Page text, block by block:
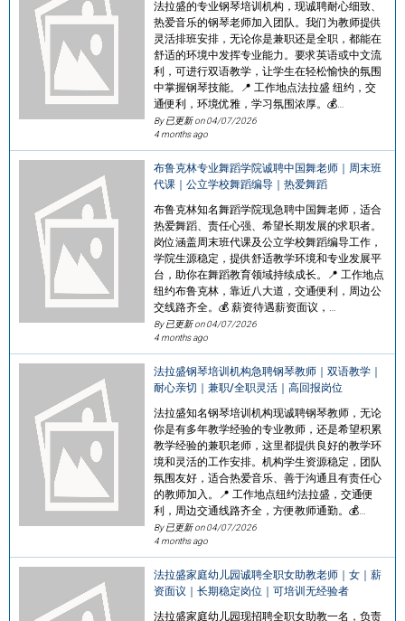
法拉盛的专业钢琴培训机构，现诚聘耐心细致、
热爱音乐的钢琴老师加入团队。我们为教师提供
灵活排班安排，无论你是兼职还是全职，都能在
舒适的环境中发挥专业能力。要求英语或中文流
利，可进行双语教学，让学生在轻松愉快的氛围
中掌握钢琴技能。📍 工作地点法拉盛 纽约，交
通便利，环境优雅，学习氛围浓厚。💰…
By 已更新 on04/07/2026
4 months ago
布鲁克林专业舞蹈学院诚聘中国舞老师｜周末班
代课｜公立学校舞蹈编导｜热爱舞蹈
布鲁克林知名舞蹈学院现急聘中国舞老师，适合
热爱舞蹈、责任心强、希望长期发展的求职者。
岗位涵盖周末班代课及公立学校舞蹈编导工作，
学院生源稳定，提供舒适教学环境和专业发展平
台，助你在舞蹈教育领域持续成长。📍 工作地点
纽约布鲁克林，靠近八大道，交通便利，周边公
交线路齐全。💰 薪资待遇薪资面议，…
By 已更新 on04/07/2026
4 months ago
法拉盛钢琴培训机构急聘钢琴教师｜双语教学｜
耐心亲切｜兼职/全职灵活｜高回报岗位
法拉盛知名钢琴培训机构现诚聘钢琴教师，无论
你是有多年教学经验的专业教师，还是希望积累
教学经验的兼职老师，这里都提供良好的教学环
境和灵活的工作安排。机构学生资源稳定，团队
氛围友好，适合热爱音乐、善于沟通且有责任心
的教师加入。📍 工作地点纽约法拉盛，交通便
利，周边交通线路齐全，方便教师通勤。💰…
By 已更新 on04/07/2026
4 months ago
法拉盛家庭幼儿园诚聘全职女助教老师｜女｜薪
资面议｜长期稳定岗位｜可培训无经验者
法拉盛家庭幼儿园现招聘全职女助教一名，负责